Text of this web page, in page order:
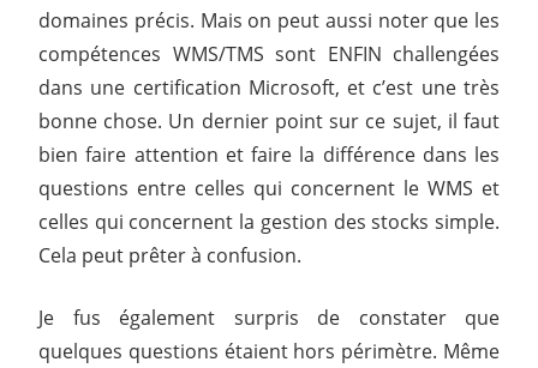
domaines précis. Mais on peut aussi noter que les
compétences WMS/TMS sont ENFIN challengées
dans une certification Microsoft, et c’est une très
bonne chose. Un dernier point sur ce sujet, il faut
bien faire attention et faire la différence dans les
questions entre celles qui concernent le WMS et
celles qui concernent la gestion des stocks simple.
Cela peut prêter à confusion.
Je fus également surpris de constater que
quelques questions étaient hors périmètre. Même